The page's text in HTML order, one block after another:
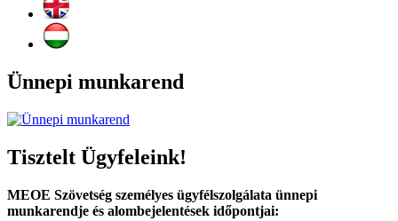
Ünnepi munkarend
Tisztelt Ügyfeleink!
MEOE Szövetség személyes ügyfélszolgálata ünnepi
munkarendje és alombejelentések időpontjai: